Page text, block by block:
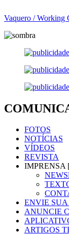
Vaquero / Working
FOTOS
NOTÍCIAS
VÍDEOS
REVISTA
IMPRENSA
ENVIE
ANUNCIE
ARTIGOS